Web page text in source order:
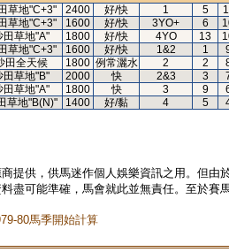
草地"C+3" 2400 好/快 1 5
草地"C+3" 1600 好/快 3YO+ 6
田草地"A" 1800 好/快 4YO 13
草地"C+3" 1600 好/快 1&2 1
田全天候 1800 例常灑水 2 2
田草地"B" 2000 快 2&3 3
田草地"A" 1800 快 3 9
草地"B(N)" 1400 好/黏 4 5
提供，供馬迷作個人娛樂資訊之用。但
盡可能準確，馬會就此並無責任。至於賽
80馬季開始計算